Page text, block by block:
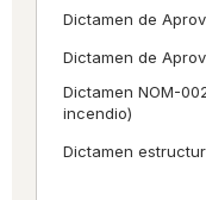
Dictamen de
Dictamen de
Dictamen NOM-
incendio)
Dictamen